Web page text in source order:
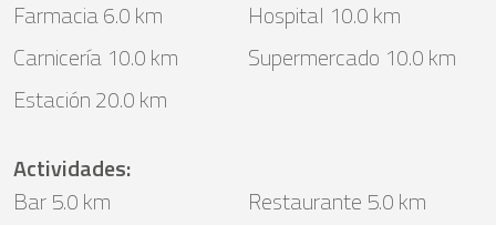
Farmacia 6.0 km
Hospital 10.0 km
Carnicería 10.0 km
Supermercado 10.0 km
Estación 20.0 km
Actividades:
Bar 5.0 km
Restaurante 5.0 km